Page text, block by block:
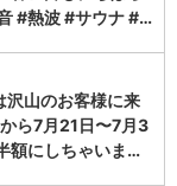
#熱波 #サウナ #…
山のお客様に来
ら7月21日〜7月3
額にしちゃいま…